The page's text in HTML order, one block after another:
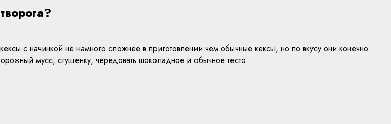
с начинкой не намного сложнее в приготовлении чем обычные кексы, но по вкусу они конечно
мусс, сгущенку, чередовать шоколадное и обычное тесто.